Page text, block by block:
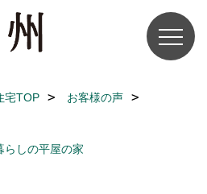
宅TOP
お客様の声
しの平屋の家